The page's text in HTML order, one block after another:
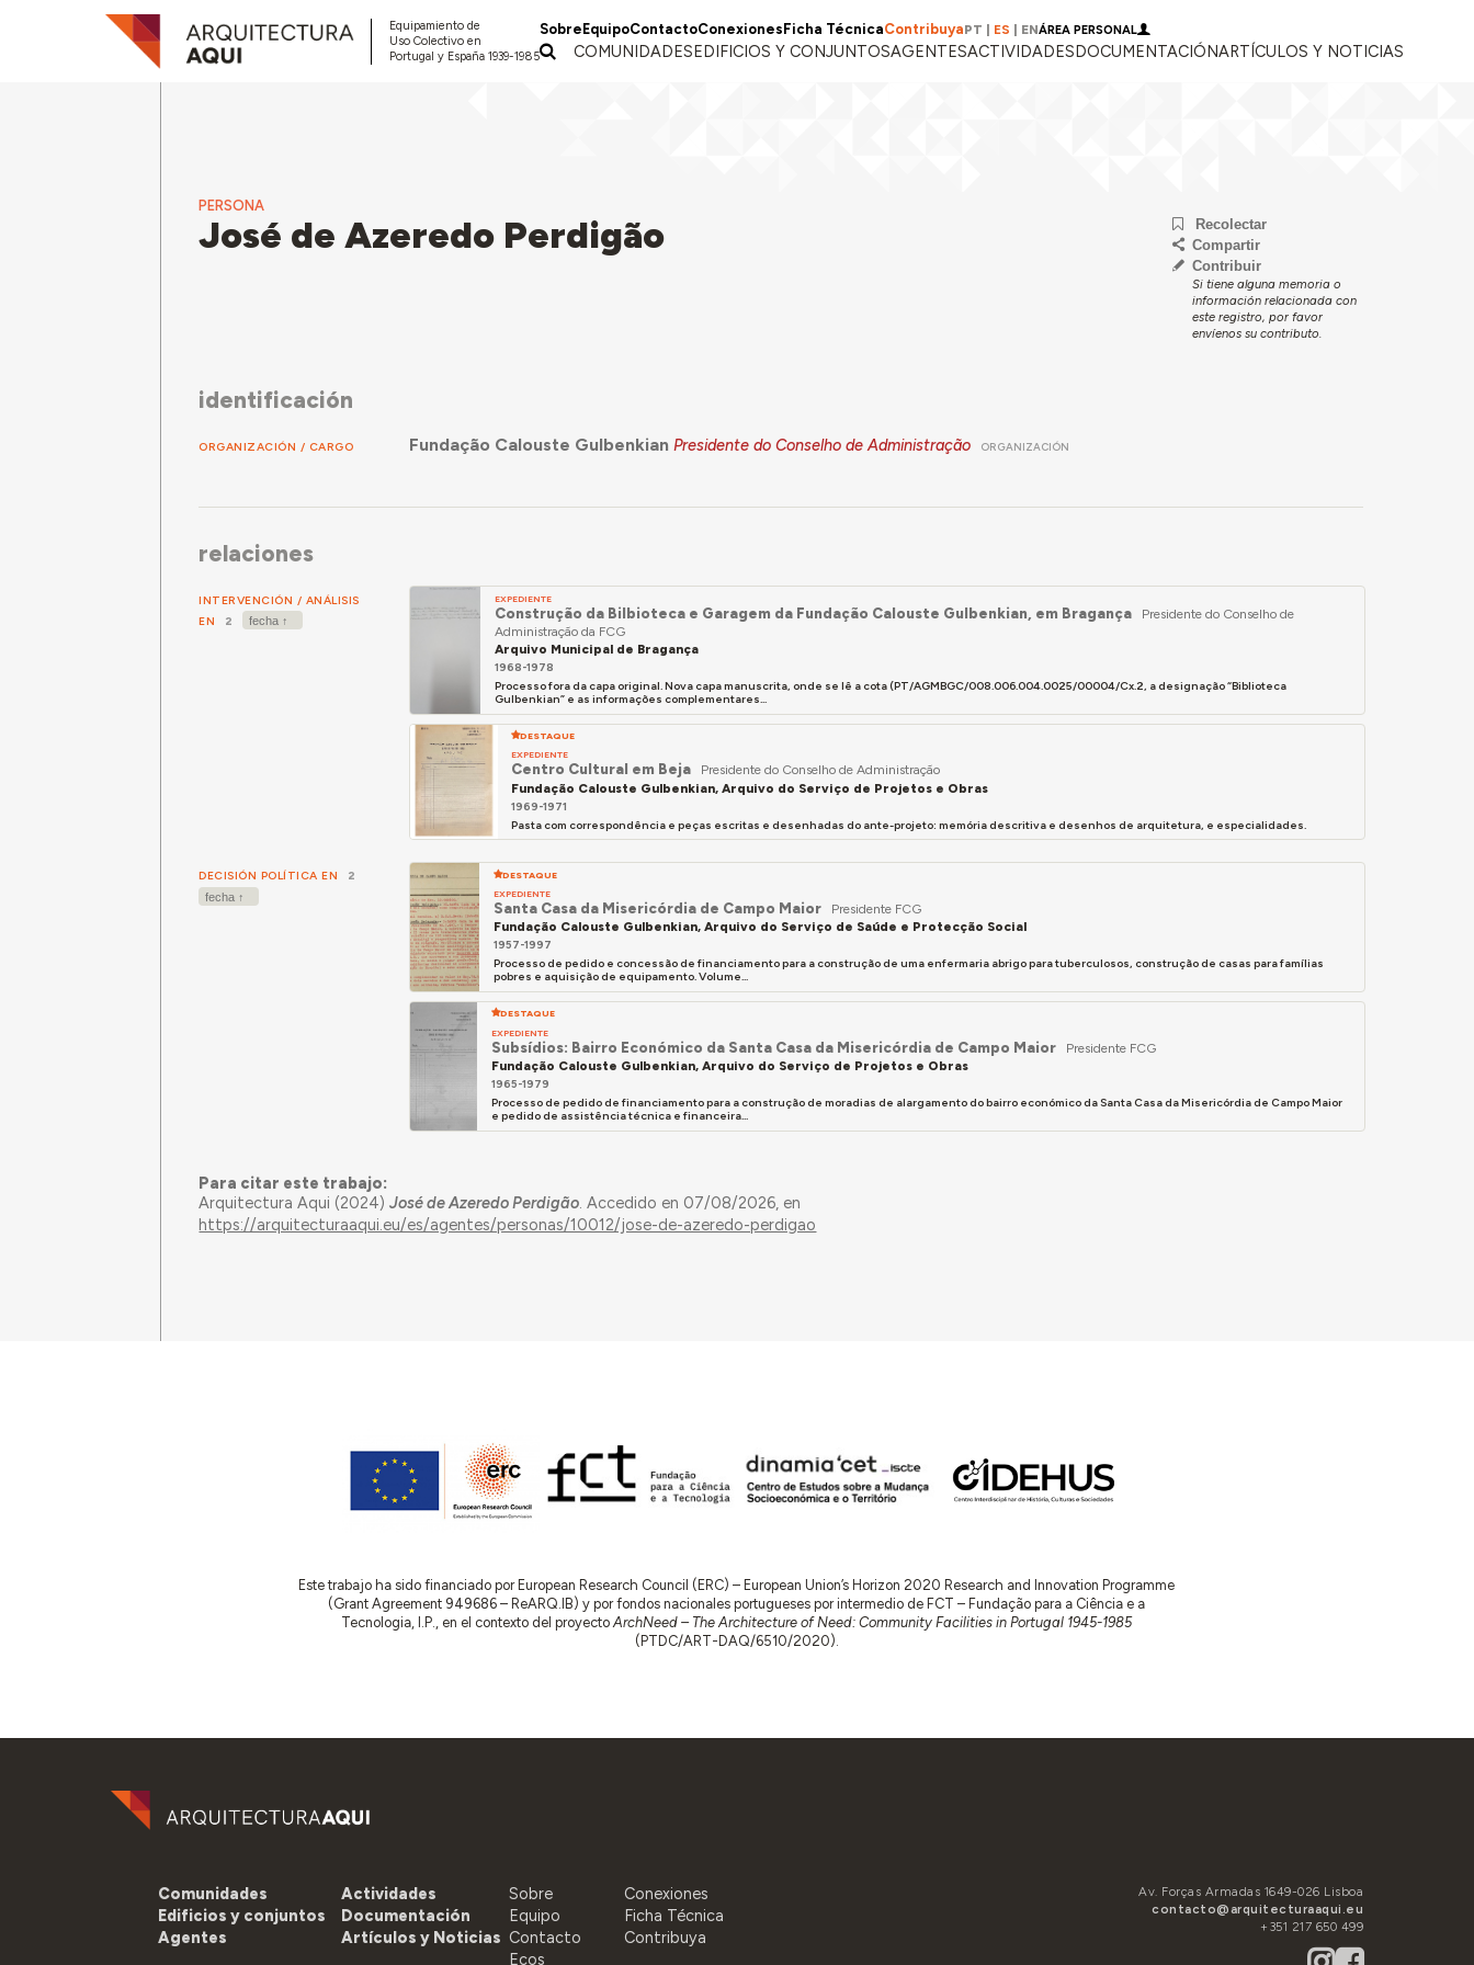
Equipamiento de
Uso Colectivo en
Portugal y España 1939-1985
Sobre EquipoContactoConexiones Ficha TécnicaContribuyaPT ES ENÁREA PERSONAL
COMUNIDADESEDIFICIOS Y CONJUNTOSAGENTESACTIVIDADESDOCUMENTACIÓNARTÍCULOS Y NOTICIAS
PERSONA
José de Azeredo Perdigão
Recolectar
Compartir
Contribuir
Si tiene alguna memoria o
información relacionada con
este registro, por favor
envíenos su contributo.
identificación
ORGANIZACIÓN / CARGO Fundação Calouste Gulbenkian Presidente do Conselho de Administração ORGANIZACIÓN
relaciones
INTERVENCIÓN / ANÁLISIS
EN
2
EXPEDIENTE
Construção da Bilbioteca e Garagem da Fundação Calouste Gulbenkian, em Bragança
Presidente do Conselho de
Administração da FCG
Arquivo Municipal de Bragança
1968-1978
Processo fora da capa original. Nova capa manuscrita, onde se lê a cota (PT/AGMBGC/008.006.004.0025/00004/Cx.2, a designação “Biblioteca
Gulbenkian” e as informações complementares...
DESTAQUE
EXPEDIENTE
Centro Cultural em Beja
Presidente do Conselho de Administração
Fundação Calouste Gulbenkian, Arquivo do Serviço de Projetos e Obras
1969-1971
Pasta com correspondência e peças escritas e desenhadas do ante-projeto: memória descritiva e desenhos de arquitetura, e especialidades.
DECISIÓN POLÍTICA EN 2
DESTAQUE
EXPEDIENTE
Santa Casa da Misericórdia de Campo Maior
Presidente FCG
Fundação Calouste Gulbenkian, Arquivo do Serviço de Saúde e Protecção Social
1957-1997
Processo de pedido e concessão de financiamento para a construção de uma enfermaria abrigo para tuberculosos, construção de casas para famílias
pobres e aquisição de equipamento. Volume...
DESTAQUE
EXPEDIENTE
Subsídios: Bairro Económico da Santa Casa da Misericórdia de Campo Maior
Presidente FCG
Fundação Calouste Gulbenkian, Arquivo do Serviço de Projetos e Obras
1965-1979
Processo de pedido de financiamento para a construção de moradias de alargamento do bairro económico da Santa Casa da Misericórdia de Campo Maior
e pedido de assistência técnica e financeira...
Para citar este trabajo:
Arquitectura Aqui (2024)José de Azeredo Perdigão. Accedido en 07/08/2026, en
https://arquitecturaaqui.eu/es/agentes/personas/10012/jose-de-azeredo-perdigao
Este trabajo ha sido financiado por European Research Council (ERC) – European Union’s Horizon 2020 Research and Innovation Programme
(Grant Agreement 949686 – ReARQ.IB) y por fondos nacionales portugueses por intermedio de FCT – Fundação para a Ciência e a
Tecnologia, I.P., en el contexto del proyectoArchNeed – The Architecture of Need: Community Facilities in Portugal 1945-1985
(PTDC/ART-DAQ/6510/2020).
Comunidades
Edificios y conjuntos
Agentes
Actividades
Documentación
Artículos y Noticias
Sobre
Equipo
Contacto
Ecos
Conexiones
Ficha Técnica
Contribuya
Av. Forças Armadas 1649-026 Lisboa
contacto@arquitecturaaqui.eu
+351 217 650 499